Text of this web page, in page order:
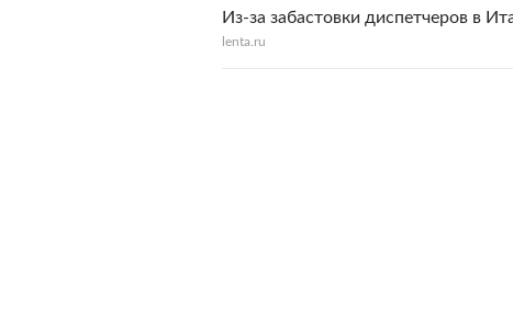
Из-за забастовки диспетчеров в
lenta.ru